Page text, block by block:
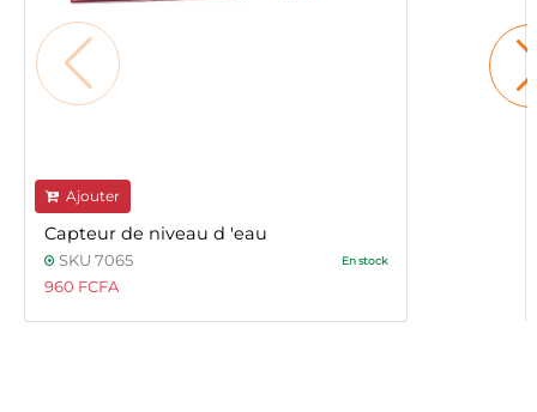
Ajouter
Capteur de niveau d 'eau
SKU 7065 En stock
960 FCFA